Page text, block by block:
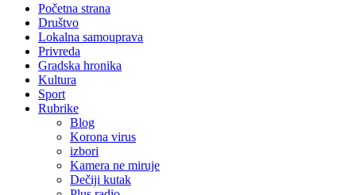
Početna strana
Društvo
Lokalna samouprava
Privreda
Gradska hronika
Kultura
Sport
Rubrike
Blog
Korona virus
izbori
Kamera ne miruje
Dečiji kutak